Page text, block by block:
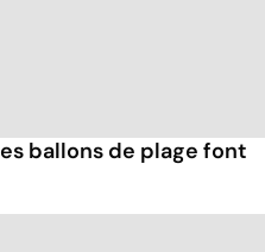
ballons de plage font